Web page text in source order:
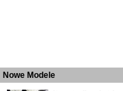
Nowe Modele